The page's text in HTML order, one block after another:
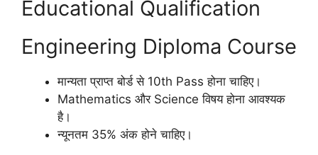
Educational Qualification
Engineering Diploma Course
मान्यता प्राप्त बोर्ड से 10th Pass होना चाहिए।
Mathematics और Science विषय होना आवश्यक
है।
न्यूनतम 35% अंक होने चाहिए।